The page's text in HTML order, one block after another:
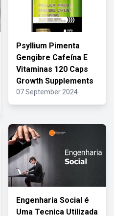
Psyllium Pimenta
Gengibre Cafeína E
Vitaminas 120 Caps
Growth Supplements
07 September 2024
Engenharia Social é
Uma Tecnica Utilizada